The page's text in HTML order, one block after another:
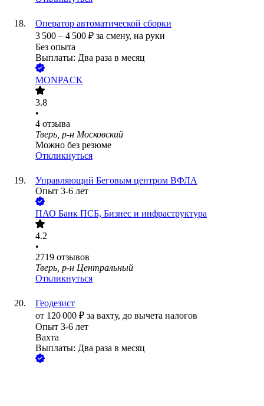
Оператор автоматической сборки
3 500 – 4 500 ₽ за смену, на руки
Без опыта
Выплаты: Два раза в месяц
MONPACK
3.8
•
4 отзыва
Тверь, р-н Московский
Можно без резюме
Откликнуться
Управляющий Беговым центром ВФЛА
Опыт 3-6 лет
ПАО Банк ПСБ, Бизнес и инфраструктура
4.2
•
2719 отзывов
Тверь, р-н Центральный
Откликнуться
Геодезист
от 120 000 ₽ за вахту, до вычета налогов
Опыт 3-6 лет
Вахта
Выплаты: Два раза в месяц